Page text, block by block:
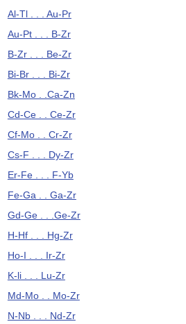
Al-Tl . . . Au-Pr
Au-Pt . . . B-Zr
B-Zr . . . Be-Zr
Bi-Br . . . Bi-Zr
Bk-Mo . .Ca-Zn
Cd-Ce . . Ce-Zr
Cf-Mo . . Cr-Zr
Cs-F . . . Dy-Zr
Er-Fe . . . F-Yb
Fe-Ga . . Ga-Zr
Gd-Ge . . .Ge-Zr
H-Hf . . . Hg-Zr
Ho-I . . . Ir-Zr
K-li . . . Lu-Zr
Md-Mo . . Mo-Zr
N-Nb . . . Nd-Zr